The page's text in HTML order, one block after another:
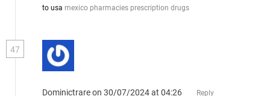
to usa mexico pharmacies prescription drugs
47
Dominictrareon 30/07/2024 at 04:26 Reply